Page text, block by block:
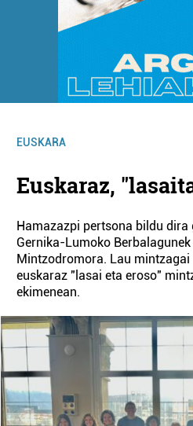
EUSKARA
Euskaraz,
Hamazazpi pertsona bildu dira
Gernika-Lumoko
Mintzodromora. Lau mintzagai
euskaraz "lasai eta eroso"
ekimenean.